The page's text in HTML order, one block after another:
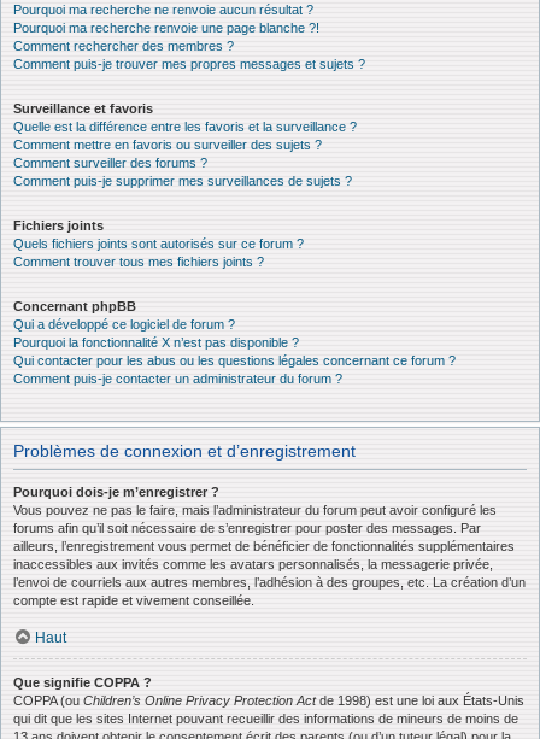
Pourquoi ma recherche ne renvoie aucun résultat ?
Pourquoi ma recherche renvoie une page blanche ?!
Comment rechercher des membres ?
Comment puis-je trouver mes propres messages et sujets ?
Surveillance et favoris
Quelle est la différence entre les favoris et la surveillance ?
Comment mettre en favoris ou surveiller des sujets ?
Comment surveiller des forums ?
Comment puis-je supprimer mes surveillances de sujets ?
Fichiers joints
Quels fichiers joints sont autorisés sur ce forum ?
Comment trouver tous mes fichiers joints ?
Concernant phpBB
Qui a développé ce logiciel de forum ?
Pourquoi la fonctionnalité X n’est pas disponible ?
Qui contacter pour les abus ou les questions légales concernant ce forum ?
Comment puis-je contacter un administrateur du forum ?
Problèmes de connexion et d’enregistrement
Pourquoi dois-je m’enregistrer ?
Vous pouvez ne pas le faire, mais l’administrateur du forum peut avoir configuré les
forums afin qu’il soit nécessaire de s’enregistrer pour poster des messages. Par
ailleurs, l’enregistrement vous permet de bénéficier de fonctionnalités supplémentaires
inaccessibles aux invités comme les avatars personnalisés, la messagerie privée,
l’envoi de courriels aux autres membres, l’adhésion à des groupes, etc. La création d’un
compte est rapide et vivement conseillée.
Haut
Que signifie COPPA ?
COPPA (ou Children’s Online Privacy Protection Actde 1998) est une loi aux États-Unis
qui dit que les sites Internet pouvant recueillir des informations de mineurs de moins de